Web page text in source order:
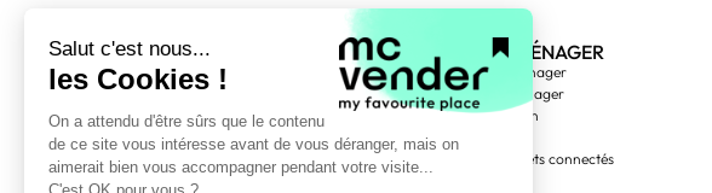
ÉLECTROMÉNAGER
Gros électroménager
Petit électroménager
Entretien maison
TV, Vidéo
Téléphonie, objets connectés